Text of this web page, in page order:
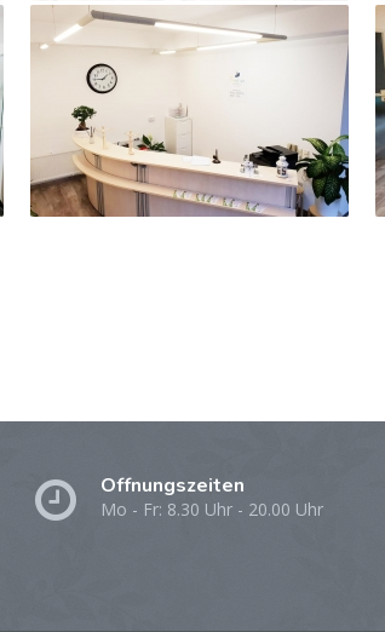
Öffnungszeiten
Mo - Fr: 8.30 Uhr - 20.00 Uhr